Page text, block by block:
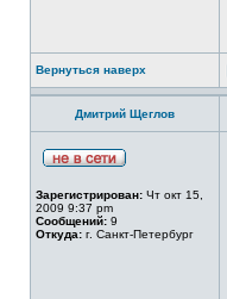
Вернуться наверх
Дмитрий Щеглов
Зарегистрирован: Чт окт 15,
2009 9:37 pm
Сообщений: 9
Откуда: г. Санкт-Петербург